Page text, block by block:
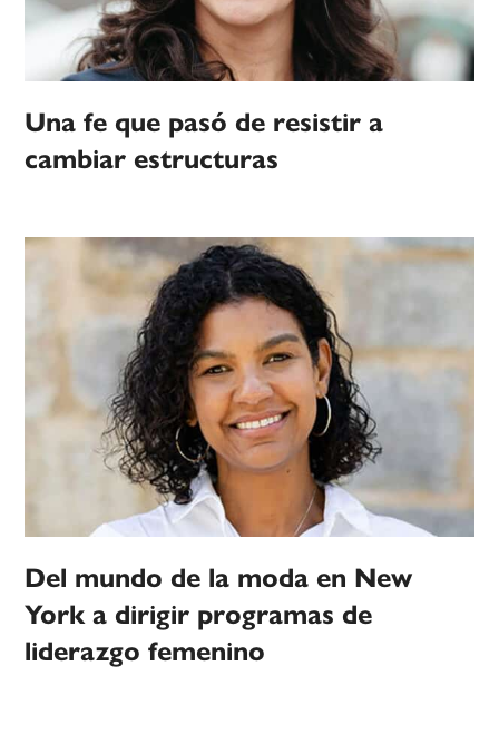
Una fe que pasó de resistir a
cambiar estructuras
Del mundo de la moda en New
York a dirigir programas de
liderazgo femenino